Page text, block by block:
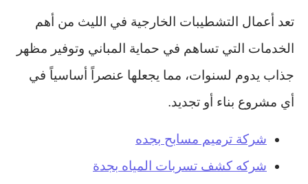
تعد أعمال التشطيبات الخارجية في الليث من أهم
الخدمات التي تساهم في حماية المباني وتوفير مظهر
جذاب يدوم لسنوات، مما يجعلها عنصراً أساسياً في
أي مشروع بناء أو تجديد.
شركة ترميم مسابح بجده
شركه كشف تسربات المياه بجدة